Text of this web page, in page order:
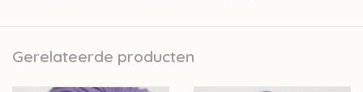
Wil je meer wol bestellen dan er momenteel bij ons op
Gerelateerde producten